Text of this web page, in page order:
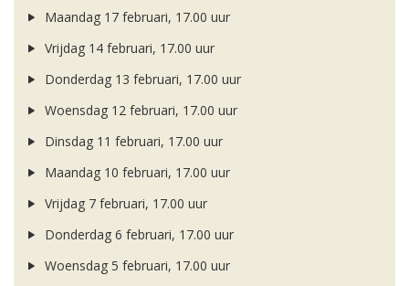
Maandag 17 februari, 17.00 uur
Vrijdag 14 februari, 17.00 uur
Donderdag 13 februari, 17.00 uur
Woensdag 12 februari, 17.00 uur
Dinsdag 11 februari, 17.00 uur
Maandag 10 februari, 17.00 uur
Vrijdag 7 februari, 17.00 uur
Donderdag 6 februari, 17.00 uur
Woensdag 5 februari, 17.00 uur